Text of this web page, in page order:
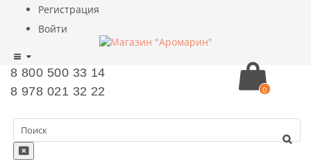
Регистрация
Войти
8 800 500 33 14
8 978 021 32 22
0